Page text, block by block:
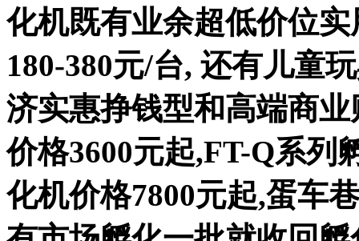
化机既有业余超低价位
180-380元/台, 还有儿童
济实惠挣钱型和高端商
价格3600元起,FT-Q系列
化机价格7800元起,蛋车